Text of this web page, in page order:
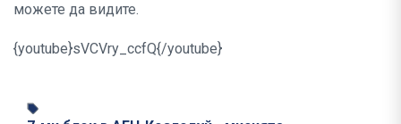
можете да видите.
{youtube}sVCVry_ccfQ{/youtube}